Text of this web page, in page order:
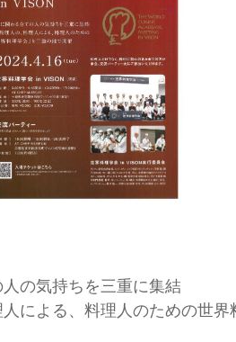
の気持ちを三重に集結
人による、料理人のための世